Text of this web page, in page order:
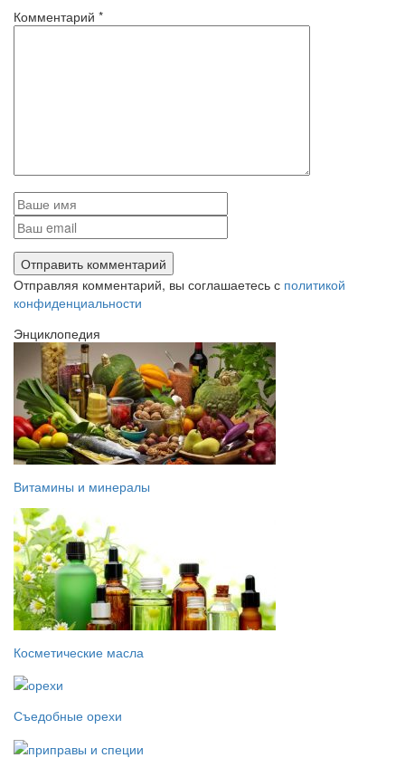
Комментарий *
Отправляя комментарий, вы соглашаетесь с политикой
конфиденциальности
Энциклопедия
Витамины и минералы
Косметические масла
Съедобные орехи